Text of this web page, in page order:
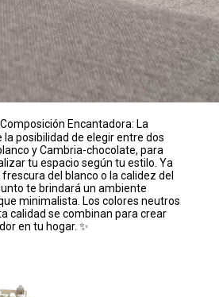
Encantadora: La
posibilidad de elegir entre dos
y Cambria-chocolate, para
tu espacio según tu estilo. Ya
del blanco o la calidez del
te brindará un ambiente
minimalista. Los colores neutros
calidad se combinan para crear
en tu hogar. ✨